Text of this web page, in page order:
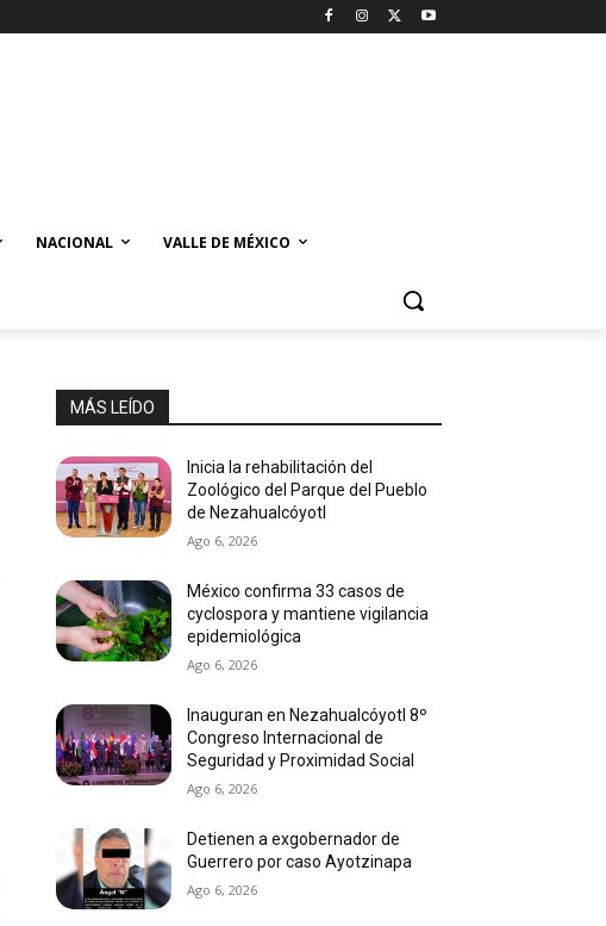
NACIONAL VALLE DE MÉXICO
MÁS LEÍDO
Inicia la rehabilitación del
Zoológico del Parque del Pueblo
de Nezahualcóyotl
Ago 6, 2026
México confirma 33 casos de
cyclospora y mantiene vigilancia
epidemiológica
Ago 6, 2026
Inauguran en Nezahualcóyotl 8º
Congreso Internacional de
Seguridad y Proximidad Social
Ago 6, 2026
Detienen a exgobernador de
Guerrero por caso Ayotzinapa
Ago 6, 2026